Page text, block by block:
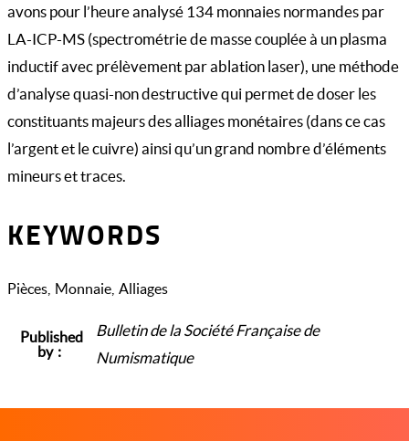
avons pour l’heure analysé 134 monnaies normandes par
LA-ICP-MS (spectrométrie de masse couplée à un plasma
inductif avec prélèvement par ablation laser), une méthode
d’analyse quasi-non destructive qui permet de doser les
constituants majeurs des alliages monétaires (dans ce cas
l’argent et le cuivre) ainsi qu’un grand nombre d’éléments
mineurs et traces.
KEYWORDS
Pièces Monnaie Alliages
Published
by
Bulletin de la Société Française de
Numismatique